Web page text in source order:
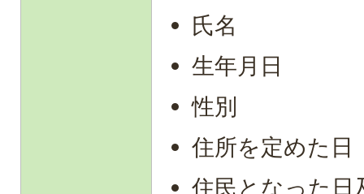
氏名
生年月日
性別
住所を定めた日
住民となった日